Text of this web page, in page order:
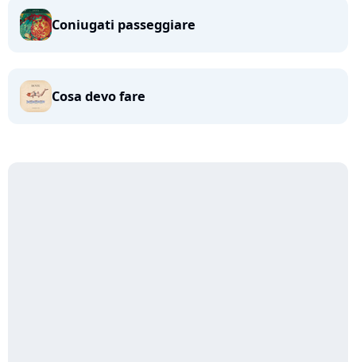
Coniugati passeggiare
Cosa devo fare